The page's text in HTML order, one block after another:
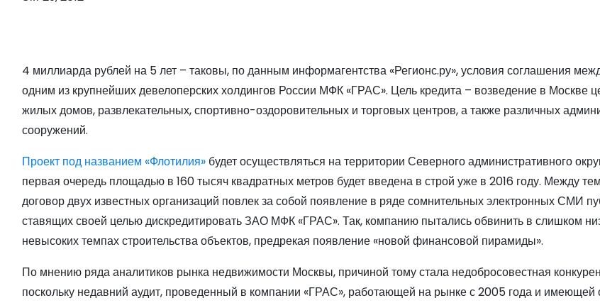
4 миллиарда рублей на 5 лет – таковы, по данным информагентства «Регионс.ру», условия соглашения
одним из крупнейших девелоперских холдингов России МФК «ГРАС». Цель кредита – возведение в Москве
жилых домов, развлекательных, спортивно-оздоровительных и торговых центров, а также различных
сооружений.
Проект под названием «Флотилия» будет осуществляться на территории Северного административного
первая очередь площадью в 160 тысяч квадратных метров будет введена в строй уже в 2016 году. Между
договор двух известных организаций повлек за собой появление в ряде сомнительных электронных СМИ
ставящих своей целью дискредитировать ЗАО МФК «ГРАС». Так, компанию пытались обвинить в слишком
невысоких темпах строительства объектов, предрекая появление «новой финансовой пирамиды».
По мнению ряда аналитиков рынка недвижимости Москвы, причиной тому стала недобросовестная
поскольку недавний аудит, проведенный в компании «ГРАС», работающей на рынке с 2005 года и имеющей